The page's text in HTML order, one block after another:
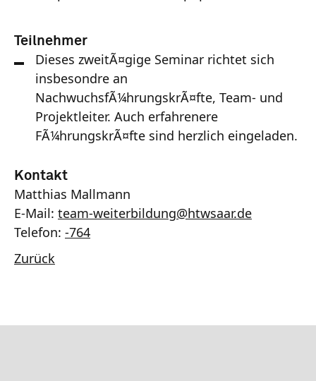
Teilnehmer
Dieses zweitÃ¤gige Seminar richtet sich
insbesondre an
NachwuchsfÃ¼hrungskrÃ¤fte, Team- und
Projektleiter. Auch erfahrenere
FÃ¼hrungskrÃ¤fte sind herzlich eingeladen.
Kontakt
Matthias Mallmann
E-Mail: team-weiterbildung@htwsaar.de
Telefon: -764
Zurück